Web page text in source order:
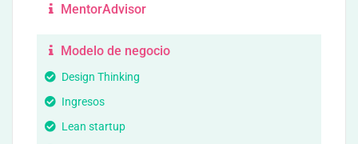
MentorAdvisor
Modelo de negocio
Design Thinking
Ingresos
Lean startup